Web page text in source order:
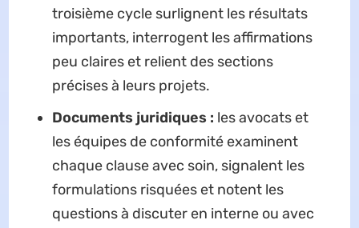
troisième cycle surlignent les résultats
importants, interrogent les affirmations
peu claires et relient des sections
précises à leurs projets.
Documents juridiques : les avocats et
les équipes de conformité examinent
chaque clause avec soin, signalent les
formulations risquées et notent les
questions à discuter en interne ou avec